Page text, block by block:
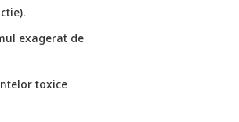
exagerat de
toxice